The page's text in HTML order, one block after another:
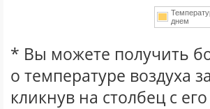
днем
* Вы можете получить
о температуре воздуха
кликнув на столбец с